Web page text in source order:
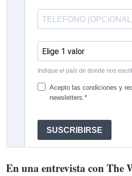
En una entrevista con The